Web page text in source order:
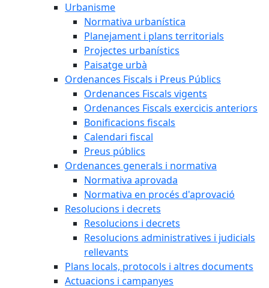
Urbanisme
Normativa urbanística
Planejament i plans territorials
Projectes urbanístics
Paisatge urbà
Ordenances Fiscals i Preus Públics
Ordenances Fiscals vigents
Ordenances Fiscals exercicis anteriors
Bonificacions fiscals
Calendari fiscal
Preus públics
Ordenances generals i normativa
Normativa aprovada
Normativa en procés d'aprovació
Resolucions i decrets
Resolucions i decrets
Resolucions administratives i judicials
rellevants
Plans locals, protocols i altres documents
Actuacions i campanyes